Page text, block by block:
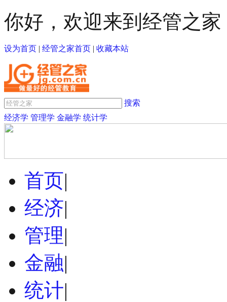
你好，欢迎来到经管之家
设为首页 | 经管之家首页 | 收藏本站
搜索
经济学 管理学 金融学 统计学
首页|
经济|
管理|
金融|
统计|